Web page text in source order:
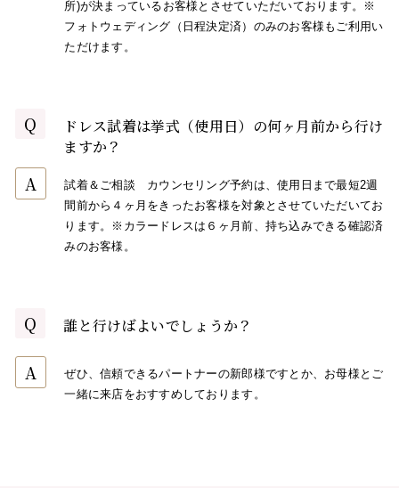
所)が決まっているお客様とさせていただいております。※
フォトウェディング（日程決定済）のみのお客様もご利用い
ただけます。
Q
ドレス試着は挙式（使用日）の何ヶ月前から行け
ますか？
A
試着＆ご相談 カウンセリング予約は、使用日まで最短2週
間前から４ヶ月をきったお客様を対象とさせていただいてお
ります。※カラードレスは６ヶ月前、持ち込みできる確認済
みのお客様。
Q 誰と行けばよいでしょうか？
A
ぜひ、信頼できるパートナーの新郎様ですとか、お母様とご
一緒に来店をおすすめしております。